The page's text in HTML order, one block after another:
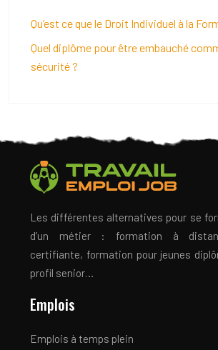
Qu’est ce que le Droit Individuel à la
Quel diplôme pour être embauché
sécurité ?
Les différentes alternatives pour se
d’un métier : formation à
certifiante, formation pour jeunes
profil senior…
Emplois
Emplois à temps plein